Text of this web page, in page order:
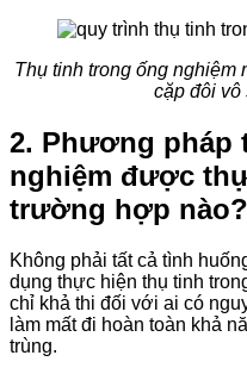
Thụ tinh trong ống nghiệm
cặp đôi vô
2. Phương pháp
nghiệm được
trường hợp nào?
Không phải tất cả tình
dụng thực hiện thụ tinh
chỉ khả thi đối với ai có
làm mất đi hoàn toàn khả
trùng.